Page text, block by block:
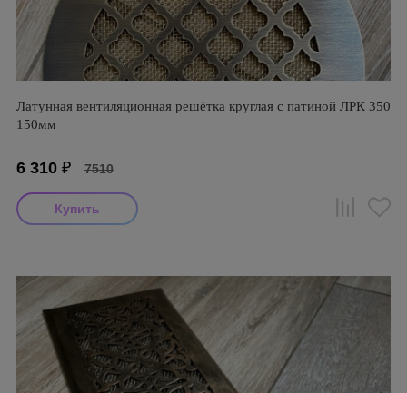
Латунная вентиляционная решётка круглая с патиной ЛРК 350
150мм
6 310 ₽ 7510